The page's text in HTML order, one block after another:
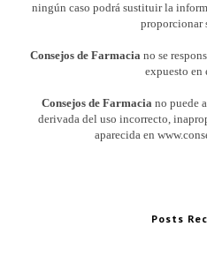
ningún caso podrá sustituir la
proporcionar
Consejos de Farmacia no se
expuesto en
Consejos de Farmacia no puede
derivada del uso incorrecto,
aparecida en
Posts